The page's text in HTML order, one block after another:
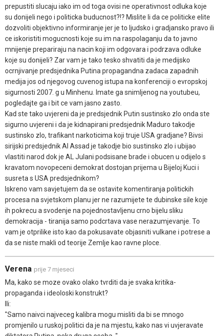
prepustiti slucaju iako im od toga ovisi ne operativnost odluka koje
su donijeli nego i politicka buducnost?!? Mislite li da ce politicke elite
dozvoliti objektivno informiranje jer je to ljudsko i gradjansko pravo ili
ce iskoristiti mogucnosti koje su im na raspolaganju da to javno
mnijenje prepariraju na nacin koji im odgovara i podrzava odluke
koje su donijeli? Zar vam je tako tesko shvatiti da je medijsko
ocrnjivanje predsjednika Putina propagandna zadaca zapadnih
medija jos od njegovog cuvenog istupa na konferenciji o evropskoj
sigurnosti 2007. g u Minhenu. Imate ga snimljenog na youtubeu,
pogledajte ga i bit ce vam jasno zasto.
Kad ste tako uvjereni da je predsjednik Putin sustinsko zlo onda ste
sigurno uvjereni i da je kidnapirani predsjednik Maduro takodje
sustinsko zlo, trafikant narkoticima koji truje USA gradjane? Bivsi
sirijski predsjednik Al Assad je takodje bio sustinsko zlo i ubijao
vlastiti narod dok je AL Julani podsisane brade i obucen u odijelo s
kravatom novopeceni demokrat dostojan prijema u Bijeloj Kuci i
susreta s USA predsjednikom?
Iskreno vam savjetujem da se ostavite komentiranja politickih
procesa na svjetskom planu jer ne razumijete te dubinske sile koje
ih pokrecu a svodenje na pojednostavljenu crno bijelu sliku
demokracija - tiranija samo podcrtava vase nerazumjevanje. To
vam je otprilike isto kao da pokusavate objasniti vulkane i potrese a
da se niste makli od teorije Zemlje kao ravne ploce.
Verena prije 7 mjeseci
Ma, kako se moze ovako olako tvrditi da je svaka kritika-
propaganda i ideoloski konstrukt?
Ili:
"Samo naivci najveceg kalibra mogu misliti da bi se mnogo
promjenilo u ruskoj politici da je na mjestu, kako nas vi uvjeravate